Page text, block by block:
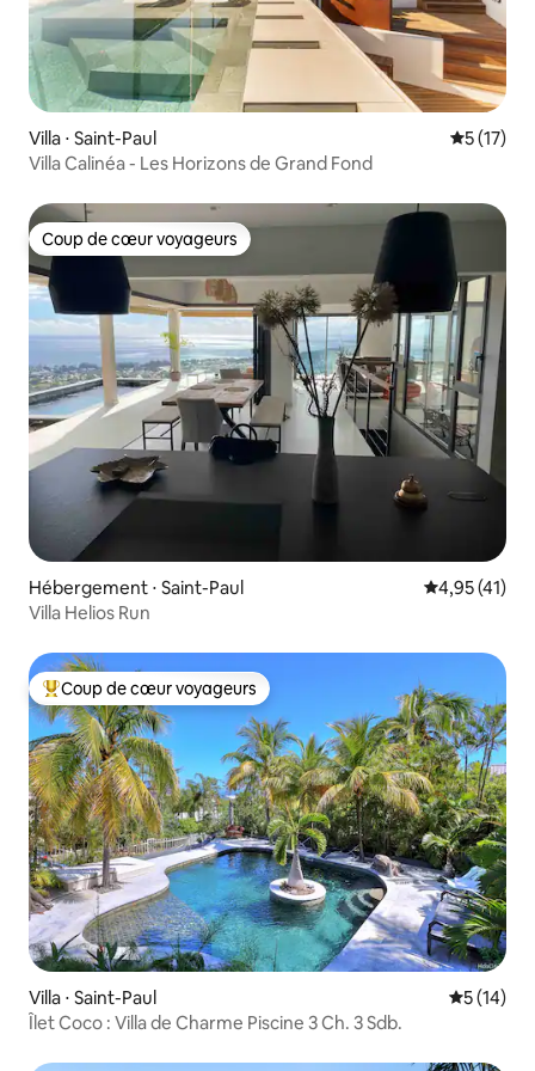
Villa ⋅ Saint-Paul
5 (17)
Villa Calinéa - Les Horizons de Grand Fond
Coup de cœur voyageurs
Coup de cœur voyageurs
Hébergement ⋅ Saint-Paul Évaluation
4,95 (41)
Villa Helios Run
Coups de cœur voyageurs les plus appréciés
Coup de cœur voyageurs
Villa ⋅ Saint-Paul
5 (14)
Îlet Coco : Villa de Charme Piscine 3 Ch. 3 Sdb.